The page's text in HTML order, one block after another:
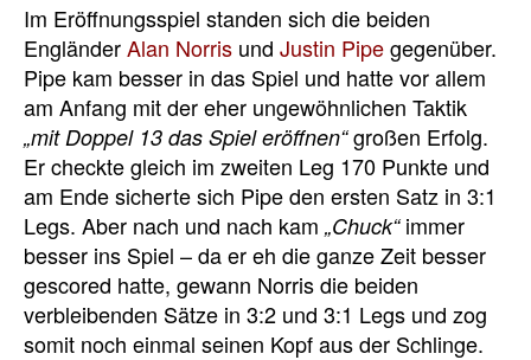
Im Eröffnungsspiel standen sich die beiden
EngländerAlan Norris und Justin Pipegegenüber.
Pipe kam besser in das Spiel und hatte vor allem
am Anfang mit der eher ungewöhnlichen Taktik
„mit Doppel 13 das Spiel eröffnen“großen Erfolg.
Er checkte gleich im zweiten Leg 170 Punkte und
am Ende sicherte sich Pipe den ersten Satz in 3:1
Legs. Aber nach und nach kam „Chuck“immer
besser ins Spiel – da er eh die ganze Zeit besser
gescored hatte, gewann Norris die beiden
verbleibenden Sätze in 3:2 und 3:1 Legs und zog
somit noch einmal seinen Kopf aus der Schlinge.